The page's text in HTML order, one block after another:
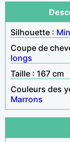
Silhouette :
Coupe de
longs
Taille : 167 cm
Couleurs des
Marrons